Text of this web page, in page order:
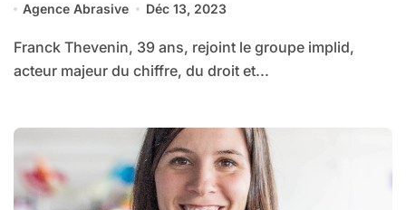
Agence Abrasive Déc 13, 2023
Franck Thevenin, 39 ans, rejoint le groupe implid,
acteur majeur du chiffre, du droit et...